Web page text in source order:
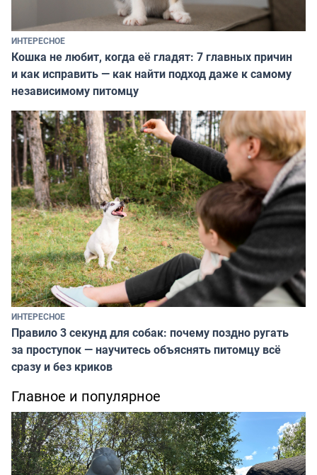
ИНТЕРЕСНОЕ
Кошка не любит, когда её гладят: 7 главных причин
и как исправить — как найти подход даже к самому
независимому питомцу
ИНТЕРЕСНОЕ
Правило 3 секунд для собак: почему поздно ругать
за проступок — научитесь объяснять питомцу всё
сразу и без криков
Главное и популярное